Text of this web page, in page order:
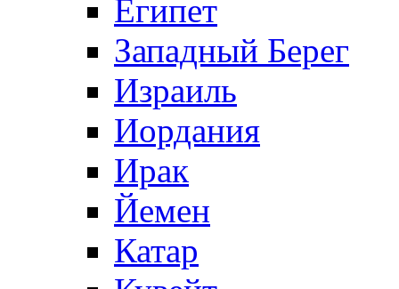
Египет
Западный Берег
Израиль
Иордания
Ирак
Йемен
Катар